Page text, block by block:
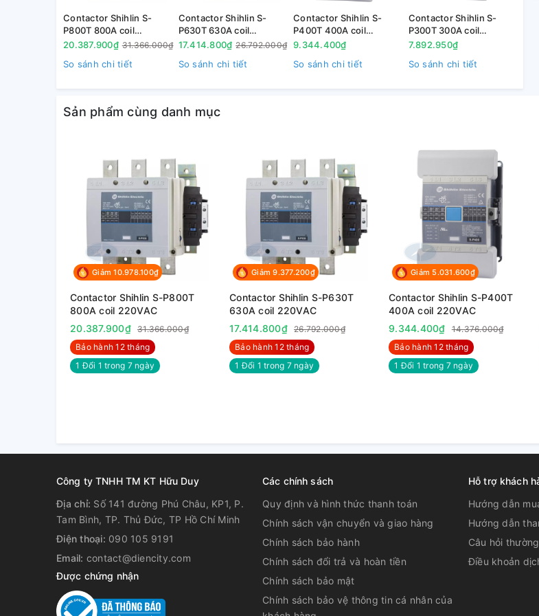
1.2. Diễn giải mã hàng
Contactor Shihlin S-
P800T 800A coil
220VAC
20.387.900₫ 31.366.000₫
So sánh chi tiết
Contactor Shihlin S-
P630T 630A coil
220VAC
17.414.800₫ 26.792.000₫
So sánh chi tiết
Contactor Shihlin S-
P400T 400A coil
220VAC
9.344.400₫
So sánh chi tiết
Contactor Shihlin S-
P300T 300A coil
220VAC
7.892.950₫
So sánh chi tiết
Sản phẩm cùng danh mục
Giảm 10.978.100₫
Contactor Shihlin S-P800T
800A coil 220VAC
20.387.900₫
31.366.000₫
Bảo hành 12 tháng
1 Đổi 1 trong 7 ngày
Giảm 9.377.200₫
Contactor Shihlin S-P630T
630A coil 220VAC
17.414.800₫
26.792.000₫
Bảo hành 12 tháng
1 Đổi 1 trong 7 ngày
Giảm 5.031.600₫
Contactor Shihlin S-P400T
400A coil 220VAC
9.344.400₫
14.376.000₫
Bảo hành 12 tháng
1 Đổi 1 trong 7 ngày
Công ty TNHH TM KT Hữu Duy
Địa chỉ: Số 141 đường Phú Châu, KP1, P.
Tam Bình, TP. Thủ Đức, TP Hồ Chí Minh
Điện thoại: 090 105 9191
Email: contact@diencity.com
Được chứng nhận
Các chính sách
Quy định và hình thức thanh toán
Chính sách vận chuyển và giao hàng
Chính sách bảo hành
Chính sách đổi trả và hoàn tiền
Chính sách bảo mật
Chính sách bảo vệ thông tin cá nhân của
Hỗ trợ khách
Hướng dẫn
Hướng dẫn
Câu hỏi
Điều khoản